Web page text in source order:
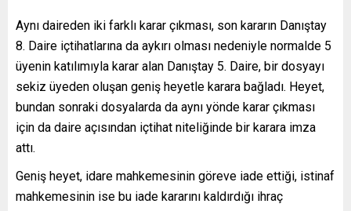
Aynı daireden iki farklı karar çıkması, son kararın Danıştay
8. Daire içtihatlarına da aykırı olması nedeniyle normalde 5
üyenin katılımıyla karar alan Danıştay 5. Daire, bir dosyayı
sekiz üyeden oluşan geniş heyetle karara bağladı. Heyet,
bundan sonraki dosyalarda da aynı yönde karar çıkması
için da daire açısından içtihat niteliğinde bir karara imza
attı.
Geniş heyet, idare mahkemesinin göreve iade ettiği, istinaf
mahkemesinin ise bu iade kararını kaldırdığı ihraç